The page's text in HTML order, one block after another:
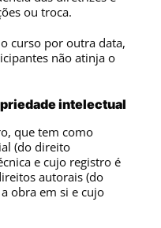
ou troca.
curso por outra data,
não atinja o
intelectual
que tem como
(do direito
e cujo registro é
autorais (do
obra em si e cujo